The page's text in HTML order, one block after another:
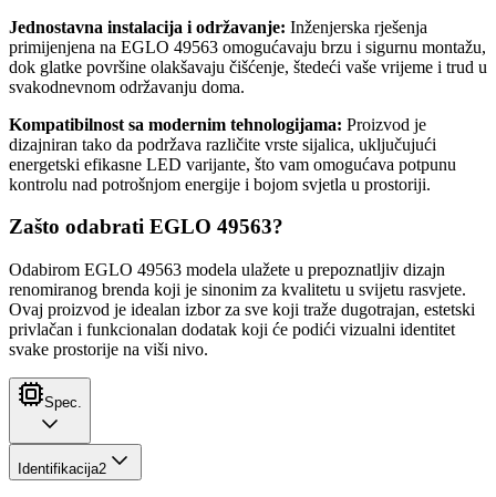
Jednostavna instalacija i održavanje: Inženjerska rješenja
primijenjena na EGLO 49563 omogućavaju brzu i sigurnu montažu,
dok glatke površine olakšavaju čišćenje, štedeći vaše vrijeme i trud u
svakodnevnom održavanju doma.
Kompatibilnost sa modernim tehnologijama: Proizvod je
dizajniran tako da podržava različite vrste sijalica, uključujući
energetski efikasne LED varijante, što vam omogućava potpunu
kontrolu nad potrošnjom energije i bojom svjetla u prostoriji.
Zašto odabrati EGLO 49563?
Odabirom EGLO 49563 modela ulažete u prepoznatljiv dizajn
renomiranog brenda koji je sinonim za kvalitetu u svijetu rasvjete.
Ovaj proizvod je idealan izbor za sve koji traže dugotrajan, estetski
privlačan i funkcionalan dodatak koji će podići vizualni identitet
svake prostorije na viši nivo.
Spec.
Identifikacija2